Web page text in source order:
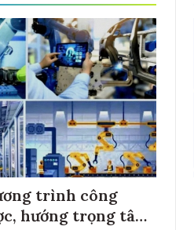
trình công
hướng trọng tâm